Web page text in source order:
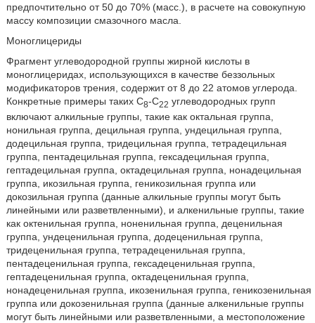
предпочтительно от 50 до 70% (масс.), в расчете на совокупную
массу композиции смазочного масла.
Моноглицериды
Фрагмент углеводородной группы жирной кислоты в
моноглицеридах, использующихся в качестве беззольных
модификаторов трения, содержит от 8 до 22 атомов углерода.
Конкретные примеры таких C8-C22 углеводородных групп
включают алкильные группы, такие как октальная группа,
нонильная группа, децильная группа, ундецильная группа,
додецильная группа, тридецильная группа, тетрадецильная
группа, пентадецильная группа, гексадецильная группа,
гептадецильная группа, октадецильная группа, нонадецильная
группа, икозильная группа, геникозильная группа или
докозильная группа (данные алкильные группы могут быть
линейными или разветвленными), и алкенильные группы, такие
как октенильная группа, ноненильная группа, деценильная
группа, ундеценильная группа, додеценильная группа,
тридеценильная группа, тетрадеценильная группа,
пентадеценильная группа, гексадеценильная группа,
гептадеценильная группа, октадеценильная группа,
нонадеценильная группа, икозенильная группа, геникозенильная
группа или докозенильная группа (данные алкенильные группы
могут быть линейными или разветвленными, а местоположение